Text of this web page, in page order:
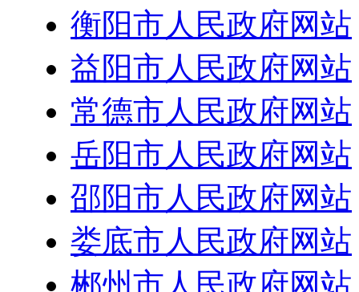
衡阳市人民政府网站
益阳市人民政府网站
常德市人民政府网站
岳阳市人民政府网站
邵阳市人民政府网站
娄底市人民政府网站
郴州市人民政府网站